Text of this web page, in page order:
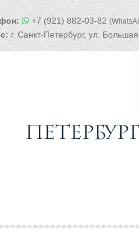
+7 (921) 882-03-82
г. Санкт-Петербург, ул.